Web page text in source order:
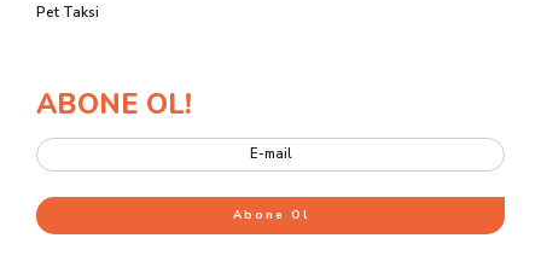
Pet Taksi
ABONE OL!